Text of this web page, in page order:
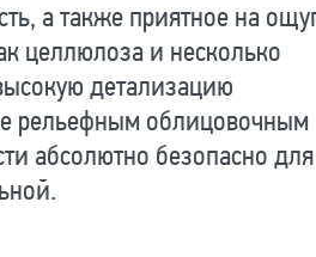
а также приятное на
целлюлоза и несколько
детализацию
рельефным облицовочным
абсолютно безопасно для